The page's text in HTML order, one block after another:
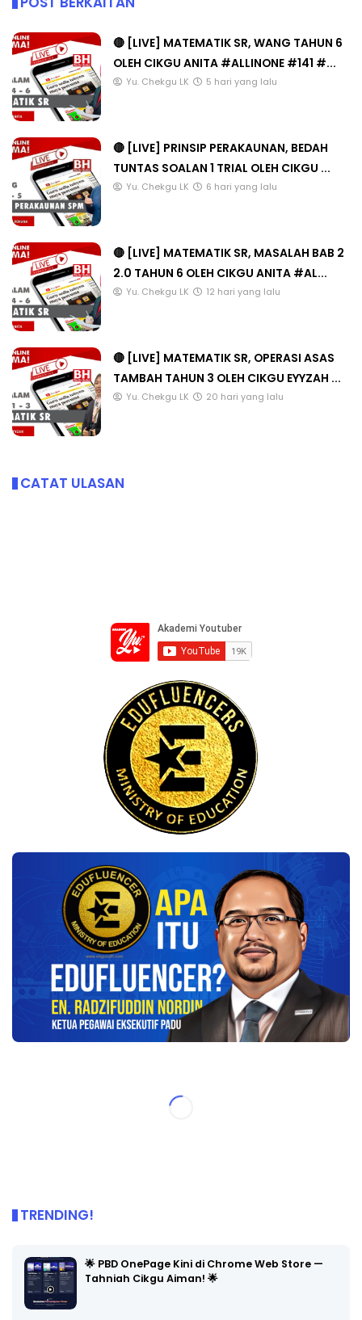
🔴 [LIVE] MATEMATIK SR, WANG TAHUN 6
OLEH CIKGU ANITA #ALLINONE #141 #...
Yu. Chekgu LK 5 hari yang lalu
🔴 [LIVE] PRINSIP PERAKAUNAN, BEDAH
TUNTAS SOALAN 1 TRIAL OLEH CIKGU ...
Yu. Chekgu LK 6 hari yang lalu
🔴 [LIVE] MATEMATIK SR, MASALAH BAB 2
2.0 TAHUN 6 OLEH CIKGU ANITA #AL...
Yu. Chekgu LK 12 hari yang lalu
🔴 [LIVE] MATEMATIK SR, OPERASI ASAS
TAMBAH TAHUN 3 OLEH CIKGU EYYZAH ...
Yu. Chekgu LK 20 hari yang lalu
CATAT ULASAN
TRENDING!
🌟 PBD OnePage Kini di Chrome Web Store —
Tahniah Cikgu Aiman! 🌟